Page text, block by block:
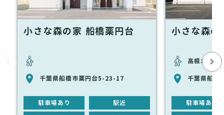
小さな森の家 船橋薬円台
千葉県船橋市薬円台5-23-17
駐車場あり 駅近
小さな森の
高根木戸駅
千葉県船橋
駐車場あり